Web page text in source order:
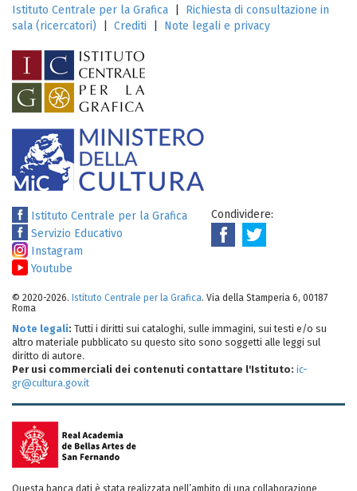
Istituto Centrale per la Grafica
Richiesta di consultazione in
sala (ricercatori)
Crediti Note legali e privacy
Istituto Centrale per la Grafica
Servizio Educativo
Instagram
Youtube
Condividere:
© 2020-2026. Istituto Centrale per la Grafica. Via della Stamperia 6, 00187
Roma
Note legali: Tutti i diritti sui cataloghi, sulle immagini, sui testi e/o su
altro materiale pubblicato su questo sito sono soggetti alle leggi sul
diritto di autore.
Per usi commerciali dei contenuti contattare l'Istituto: ic-
gr@cultura.gov.it
Questa banca dati è stata realizzata nell’ambito di una collaborazione